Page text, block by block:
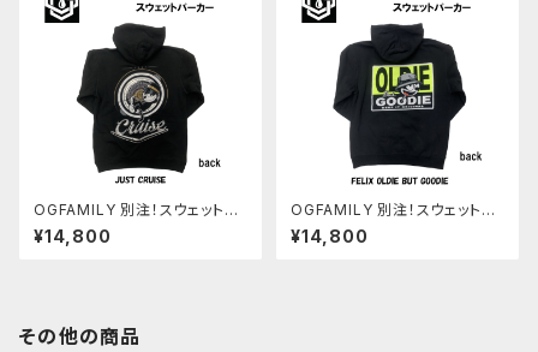
OGFAMILY 別注！スウェットパ
ーカー【JUST CRUISE 】FELI
X ローライダー ＬＡ
¥14,800
OGFAMILY 別注！スウェットパ
ーカー【 OLDIE BUT GOODI
E】FELIX ローライダー ＬＡ
¥14,800
その他の商品